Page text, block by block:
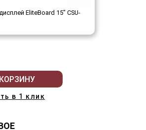
EliteBoard 15" CSU-
в 1 клик